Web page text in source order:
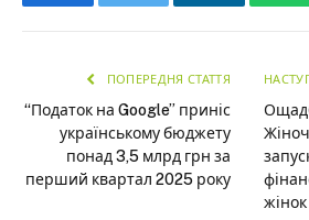
ПОПЕРЕДНЯ СТАТТЯ
“Податок на Google” приніс
українському бюджету
понад 3,5 млрд грн за
перший квартал 2025 року
жінок